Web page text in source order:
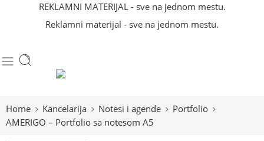
REKLAMNI MATERIJAL - sve na jednom mestu.
Reklamni materijal - sve na jednom mestu.
Home Kancelarija Notesi i agende
Portfolio
AMERIGO – Portfolio sa notesom A5